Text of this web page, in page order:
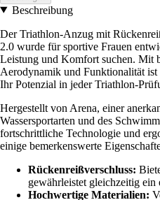
Beschreibung
Der Triathlon-Anzug mit
2.0 wurde für sportive Frauen
Leistung und Komfort suchen. Mit
Aerodynamik und Funktionalität
Ihr Potenzial in jeder Triathlon-
Hergestellt von Arena, einer
Wassersportarten und des
fortschrittliche Technologie und
einige bemerkenswerte
Rückenreißverschluss:
gewährleistet gleichzeitig
Hochwertige Materialien: